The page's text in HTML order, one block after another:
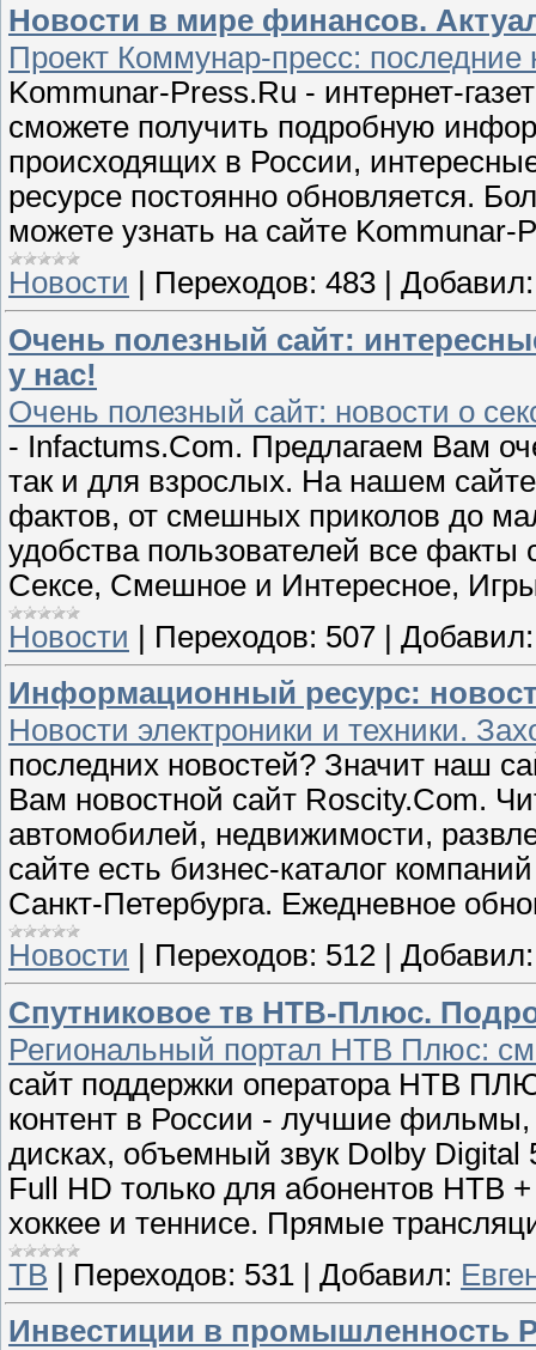
Новости в мире финансов.
Проект Коммунар-пресс: последние
Kommunar-Press.Ru - интернет-
сможете получить подробную
происходящих в России,
ресурсе постоянно обновляется.
можете узнать на сайте
Новости
Переходов: 483
Добавил:
Очень полезный сайт:
у нас!
Очень полезный сайт: новости о
- Infactums.Com. Предлагаем Вам
так и для взрослых. На нашем
фактов, от смешных приколов до
удобства пользователей все
Сексе, Смешное и Интересное,
Новости | Переходов: 507 | Добавил:
Информационный ресурс:
Новости электроники и техники.
последних новостей? Значит наш
Вам новостной сайт Roscity.Com.
автомобилей, недвижимости,
сайте есть бизнес-каталог
Санкт-Петербурга. Ежедневное
Новости
Переходов: 512
Добавил:
Спутниковое тв НТВ-Плюс.
Региональный портал НТВ Плюс:
сайт поддержки оператора НТВ
контент в России - лучшие
дисках, объемный звук Dolby Digital
Full HD только для абонентов НТВ
хоккее и теннисе. Прямые
ТВ
Переходов: 531 Добавил:
Инвестиции в промышленность